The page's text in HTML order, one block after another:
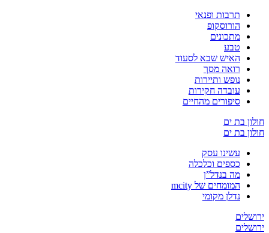
תרבות ופנאי
הורוסקופ
מתכונים
טבע
האיש שבא לסעוד
רואה מסך
נופש ותיירות
עובדה חקירות
סיפורים מהחיים
בת ים
בת ים
עשינו עסק
כספים וכלכלה
מה בנדל”ן
המומחים של mcity
נדלן מקומי